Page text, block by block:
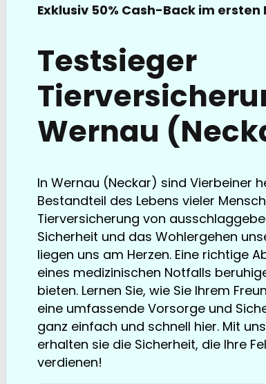
Katzen-KV
Pferde Haftplicht
Blog
FAQ
Partnerschaften
Über uns
Exklusiv 50% Cash-Back im ersten
Testsieger
Wernau
In Wernau (Neckar) sind Vierbeiner
Bestandteil des Lebens vieler
Tierversicherung von
Sicherheit und das Wohlergehen
liegen uns am Herzen. Eine richtige
eines medizinischen Notfalls
bieten. Lernen Sie, wie Sie Ihrem
eine umfassende Vorsorge und
ganz einfach und schnell hier. Mit
erhalten sie die Sicherheit, die Ihre
verdienen!